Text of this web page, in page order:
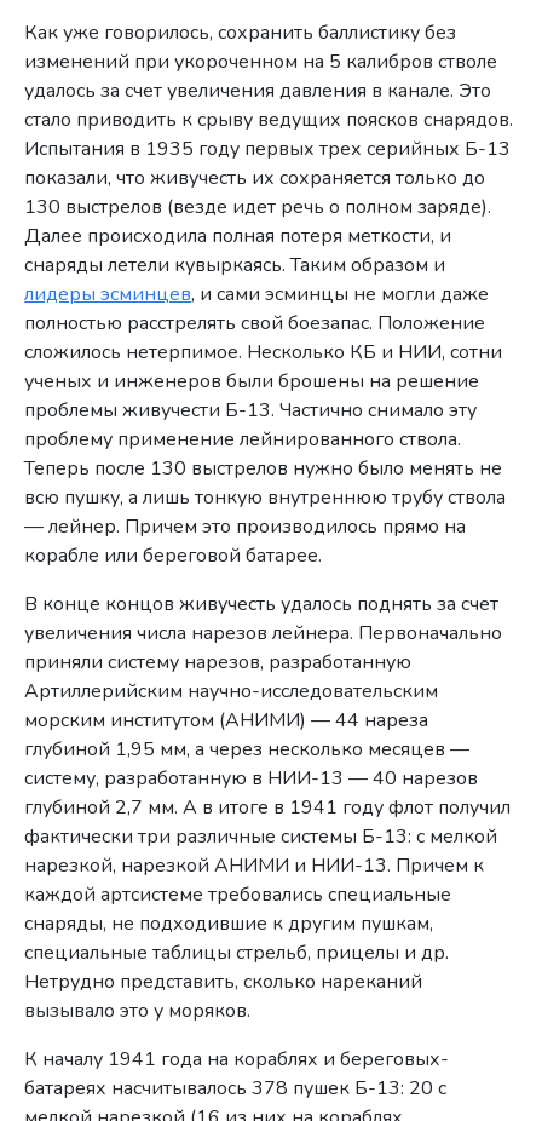
Как уже говорилось, сохранить баллистику без
изменений при укороченном на 5 калибров стволе
удалось за счет увеличения давления в канале. Это
стало приводить к срыву ведущих поясков снарядов.
Испытания в 1935 году первых трех серийных Б-13
показали, что живучесть их сохраняется только до
130 выстрелов (везде идет речь о полном заряде).
Далее происходила полная потеря меткости, и
снаряды летели кувыркаясь. Таким образом и
лидеры эсминцев, и сами эсминцы не могли даже
полностью расстрелять свой боезапас. Положение
сложилось нетерпимое. Несколько КБ и НИИ, сотни
ученых и инженеров были брошены на решение
проблемы живучести Б-13. Частично снимало эту
проблему применение лейнированного ствола.
Теперь после 130 выстрелов нужно было менять не
всю пушку, а лишь тонкую внутреннюю трубу ствола
— лейнер. Причем это производилось прямо на
корабле или береговой батарее.
В конце концов живучесть удалось поднять за счет
увеличения числа нарезов лейнера. Первоначально
приняли систему нарезов, разработанную
Артиллерийским научно-исследовательским
морским институтом (АНИМИ) — 44 нареза
глубиной 1,95 мм, а через несколько месяцев —
систему, разработанную в НИИ-13 — 40 нарезов
глубиной 2,7 мм. А в итоге в 1941 году флот получил
фактически три различные системы Б-13: с мелкой
нарезкой, нарезкой АНИМИ и НИИ-13. Причем к
каждой артсистеме требовались специальные
снаряды, не подходившие к другим пушкам,
специальные таблицы стрельб, прицелы и др.
Нетрудно представить, сколько нареканий
вызывало это у моряков.
К началу 1941 года на кораблях и береговых-
батареях насчитывалось 378 пушек Б-13: 20 с